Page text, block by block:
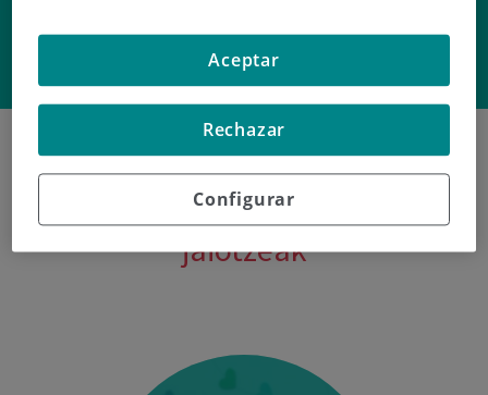
Facebook Twitter
Poliklinika Gipuzkoako azken
jaiotzeak
Configurar
Rechazar
Aceptar